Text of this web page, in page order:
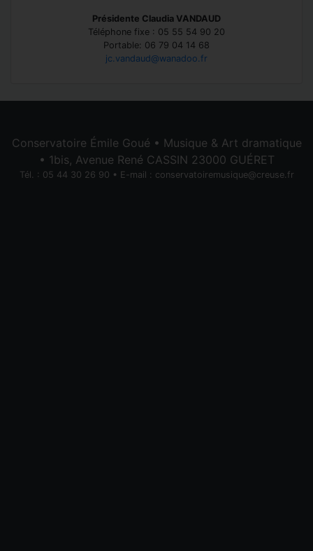
Présidente Claudia VANDAUD
Téléphone fixe : 05 55 54 90 20
Portable: 06 79 04 14 68
jc.vandaud@wanadoo.fr
Conservatoire Émile Goué • Musique & Art dramatique
• 1bis, Avenue René CASSIN 23000 GUÉRET
Tél. : 05 44 30 26 90 • E-mail : conservatoiremusique@creuse.fr